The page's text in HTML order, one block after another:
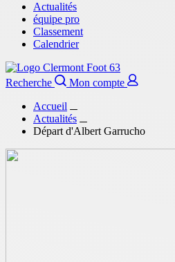
Actualités
équipe pro
Classement
Calendrier
Recherche
Mon compte
Accueil
Actualités
Départ d'Albert Garrucho